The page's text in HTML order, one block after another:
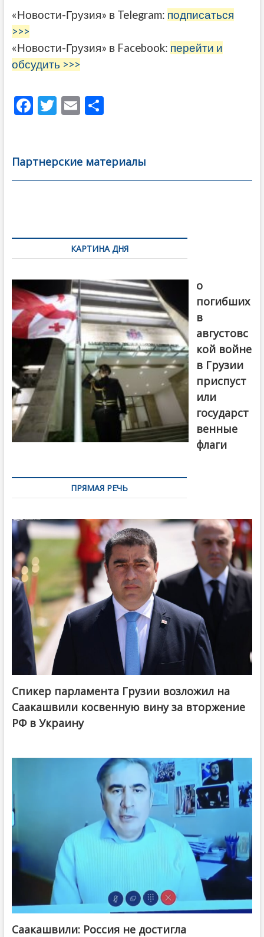
«Новости-Грузия» в Telegram: подписаться
>>>
«Новости-Грузия» в Facebook: перейти и
обсудить >>>
F
b
o
T
er
E
l
О
а
в
Партнерские материалы
по
записямКАРТИНА ДНЯ
о
погибших
в
августовс
кой войне
в Грузии
приспуст
или
государст
венные
флаги
ПРЯМАЯ РЕЧЬ
Спикер парламента Грузии возложил на
Саакашвили косвенную вину за вторжение
РФ в Украину
Саакашвили: Россия не достигла